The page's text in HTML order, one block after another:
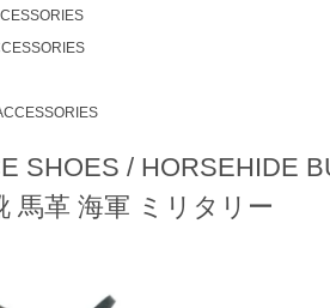
SHOES / HORSEHIDE
馬革 海軍 ミリタリー